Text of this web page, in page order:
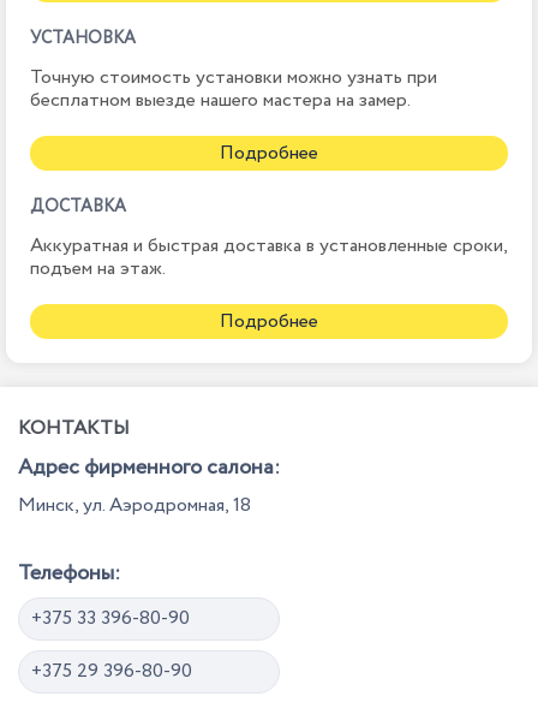
УСТАНОВКА
Точную стоимость установки можно узнать при
бесплатном выезде нашего мастера на замер.
Подробнее
ДОСТАВКА
Аккуратная и быстрая доставка в установленные сроки,
подъем на этаж.
Подробнее
КОНТАКТЫ
Адрес фирменного салона:
Минск, ул. Аэродромная, 18
Телефоны:
+375 33 396-80-90
+375 29 396-80-90